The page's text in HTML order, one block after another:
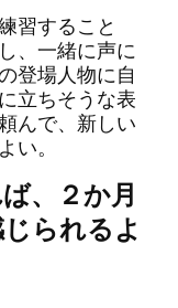
習すること
、一緒に声に
登場人物に自
立ちそうな表
んで、新しい
い。
、２か月
られるよ